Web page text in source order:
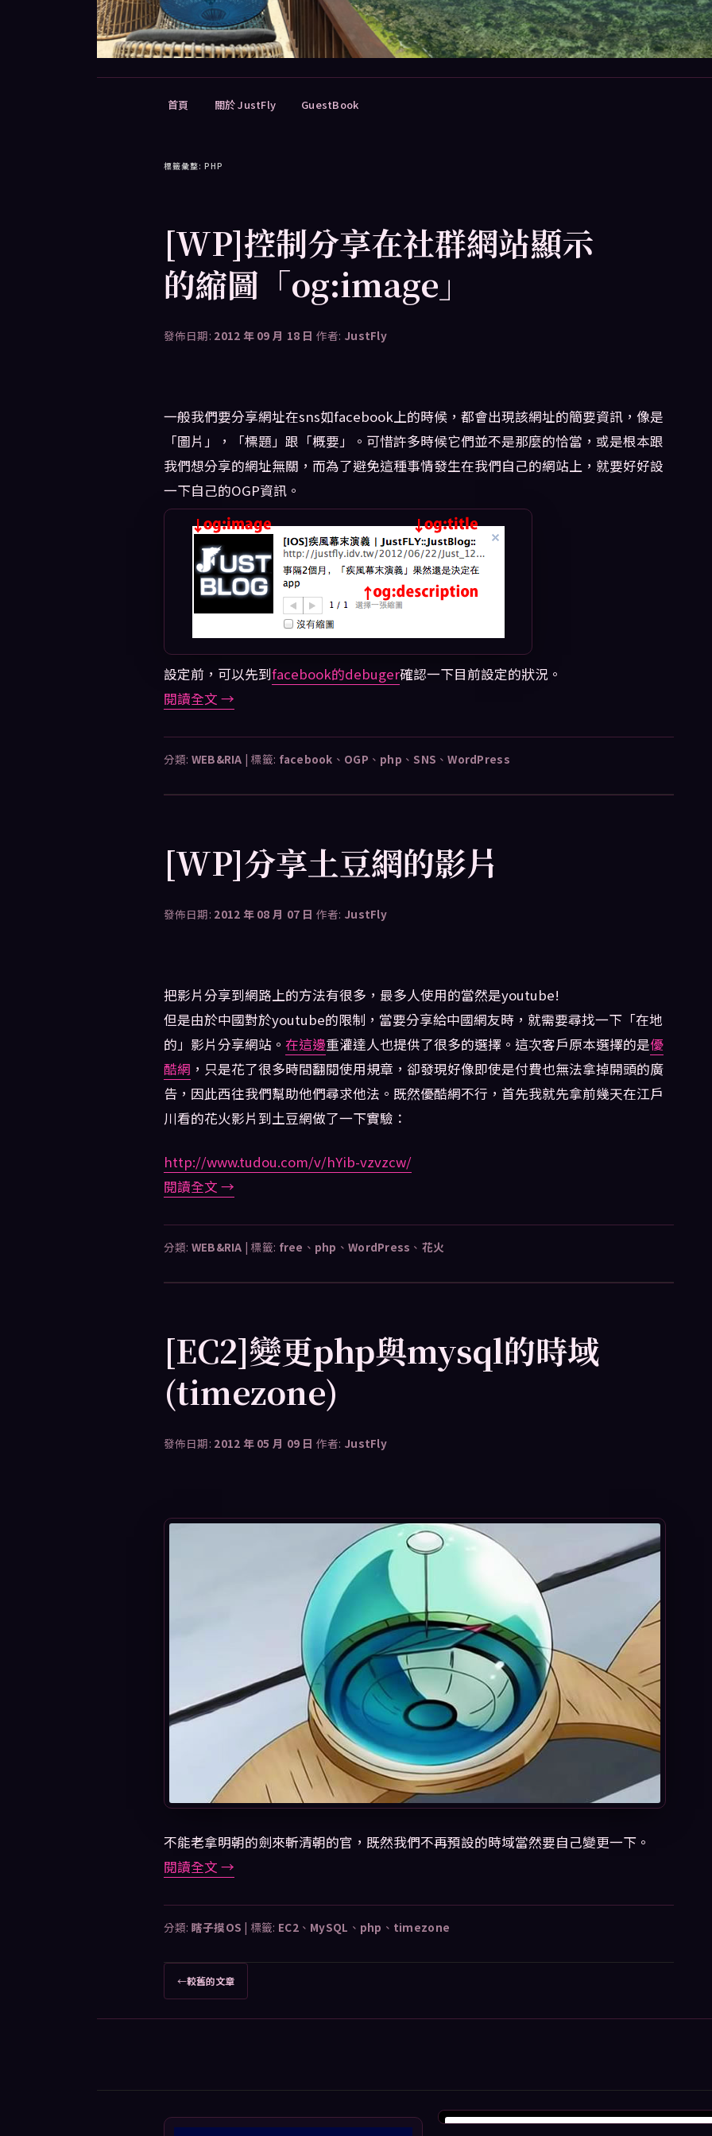
首頁 關於 JustFly GuestBook
標籤彙整: PHP
[WP]控制分享在社群網站顯示
的縮圖「og:image」
發佈日期: 2012 年 09 月 18 日 作者: JustFly
一般我們要分享網址在sns如facebook上的時候，都會出現該網址的簡要資訊，像是
「圖片」，「標題」跟「概要」。可惜許多時候它們並不是那麼的恰當，或是根本跟
我們想分享的網址無關，而為了避免這種事情發生在我們自己的網站上，就要好好設
一下自己的OGP資訊。
設定前，可以先到facebook的debuger確認一下目前設定的狀況。
閱讀全文 →
分類: WEB&RIA | 標籤: facebook 、 OGP 、 php 、SNS 、WordPress
[WP]分享土豆網的影片
發佈日期: 2012 年 08 月 07 日 作者: JustFly
把影片分享到網路上的方法有很多，最多人使用的當然是youtube!
但是由於中國對於youtube的限制，當要分享給中國網友時，就需要尋找一下「在地
的」影片分享網站。 在這邊重灌達人也提供了很多的選擇。這次客戶原本選擇的是優
酷網 ，只是花了很多時間翻閱使用規章，卻發現好像即使是付費也無法拿掉開頭的廣
告，因此西往我們幫助他們尋求他法。既然優酷網不行，首先我就先拿前幾天在江戶
川看的花火影片到土豆網做了一下實驗：
http://www.tudou.com/v/hYib-vzvzcw/
閱讀全文 →
分類: WEB&RIA | 標籤: free 、 php 、WordPress 、 花火
[EC2]變更php與mysql的時域
(timezone)
發佈日期: 2012 年 05 月 09 日 作者: JustFly
不能老拿明朝的劍來斬清朝的官，既然我們不再預設的時域當然要自己變更一下。
閱讀全文 →
分類: 瞎子摸OS | 標籤: EC2、 MySQL 、 php 、 timezone
章
←較舊的文章